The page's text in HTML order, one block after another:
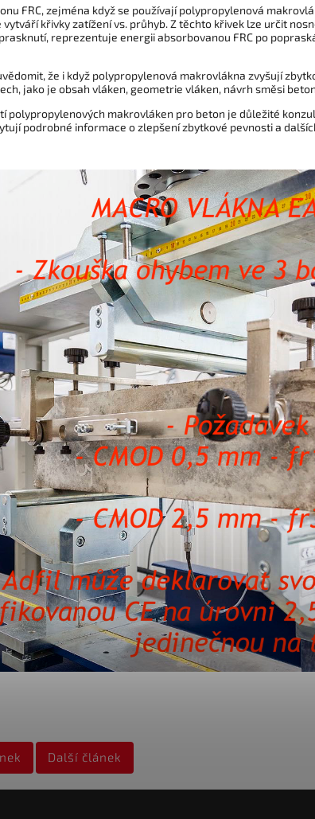
FRC, zejména když se používají polypropylenová
křivky zatížení vs. průhyb. Z těchto křivek lze určit
reprezentuje energii absorbovanou FRC po
že i když polypropylenová makrovlákna zvyšují
jako je obsah vláken, geometrie vláken, návrh směsi
polypropylenových makrovláken pro beton je důležité
podrobné informace o zlepšení zbytkové pevnosti a
Další článek